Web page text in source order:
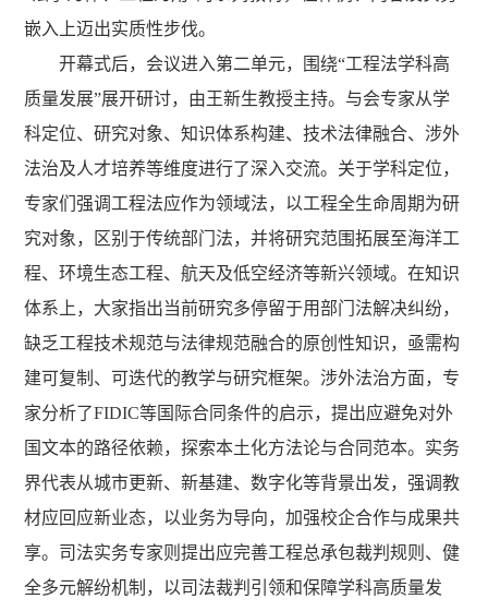
嵌入上迈出实质性步伐。
开幕式后，会议进入第二单元，围绕“工程法学科高
质量发展”展开研讨，由王新生教授主持。与会专家从学
科定位、研究对象、知识体系构建、技术法律融合、涉外
法治及人才培养等维度进行了深入交流。关于学科定位，
专家们强调工程法应作为领域法，以工程全生命周期为研
究对象，区别于传统部门法，并将研究范围拓展至海洋工
程、环境生态工程、航天及低空经济等新兴领域。在知识
体系上，大家指出当前研究多停留于用部门法解决纠纷，
缺乏工程技术规范与法律规范融合的原创性知识，亟需构
建可复制、可迭代的教学与研究框架。涉外法治方面，专
家分析了FIDIC等国际合同条件的启示，提出应避免对外
国文本的路径依赖，探索本土化方法论与合同范本。实务
界代表从城市更新、新基建、数字化等背景出发，强调教
材应回应新业态，以业务为导向，加强校企合作与成果共
享。司法实务专家则提出应完善工程总承包裁判规则、健
全多元解纷机制，以司法裁判引领和保障学科高质量发